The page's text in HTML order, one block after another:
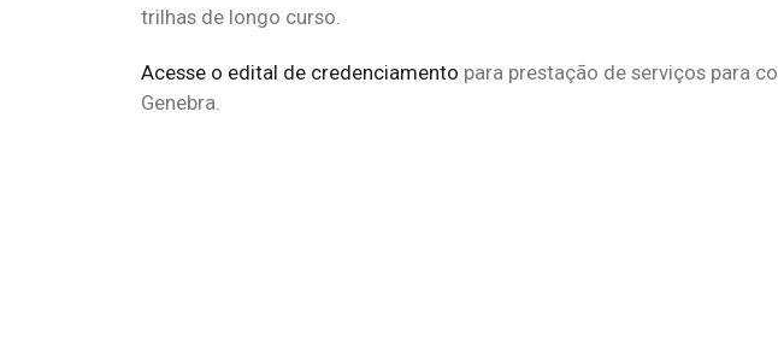
trilhas de longo curso.
Acesse o edital de credenciamento para prestação de serviços para
Genebra.